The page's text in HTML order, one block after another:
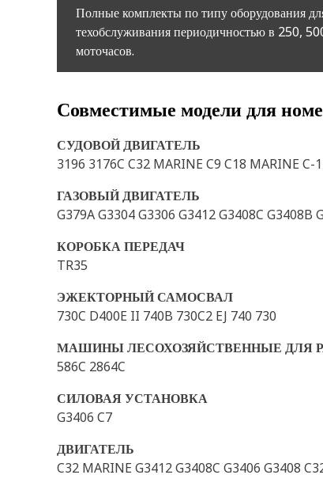
Полные комплекты по типу оборудования
техобслуживания периодичностью в 250,
моточасов.
Совместимые модели для
СУДОВОЙ ДВИГАТЕЛЬ
3196 3176C C32 MARINE C9 C18 MARINE
ГАЗОВЫЙ ДВИГАТЕЛЬ
G379A G3304 G3306 G3412 G3408C G3408B
КОРОБКА ПЕРЕДАЧ
TR35
ЭЖЕКТОРНЫЙ САМОСВАЛ
730C D400E II 740B 730C2 EJ 740 730
МАШИНЫ ЛЕСОХОЗЯЙСТВЕННЫЕ ДЛЯ
586C 2864C
СИЛОВАЯ УСТАНОВКА
G3406 C7
ДВИГАТЕЛЬ
C32 MARINE G3412 G3408C G3406 G3408